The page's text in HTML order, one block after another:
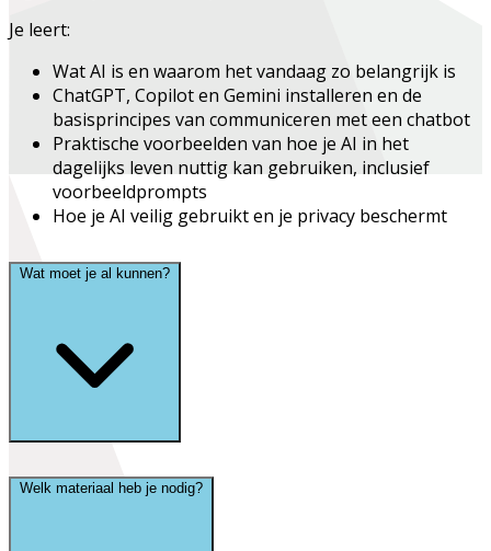
Je leert:
Wat AI is en waarom het vandaag zo belangrijk is
ChatGPT, Copilot en Gemini installeren en de
basisprincipes van communiceren met een chatbot
Praktische voorbeelden van hoe je AI in het
dagelijks leven nuttig kan gebruiken, inclusief
voorbeeldprompts
Hoe je AI veilig gebruikt en je privacy beschermt
Wat moet je al kunnen?
Welk materiaal heb je nodig?